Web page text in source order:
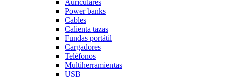
Power banks
Cables
Calienta tazas
Fundas portátil
Cargadores
Teléfonos
Multiherramientas
USB